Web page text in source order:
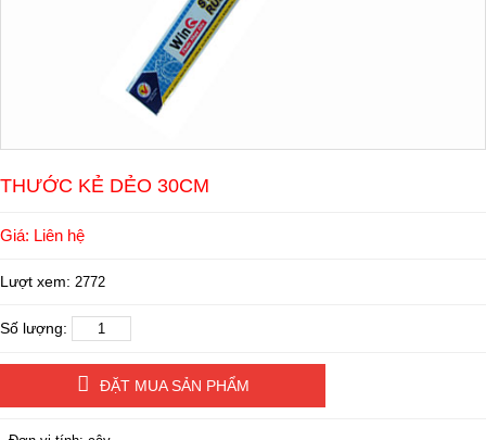
THƯỚC KẺ DẺO 30CM
Giá: Liên hệ
Lượt xem: 2772
Số lượng:
ĐẶT MUA SẢN PHẨM